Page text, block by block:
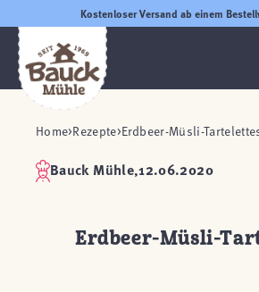
Kostenloser Versand ab einem
Home Rezepte Erdbeer-Müsli-
Bauck Mühle,12.06.2020
Erdbeer-Müsli-